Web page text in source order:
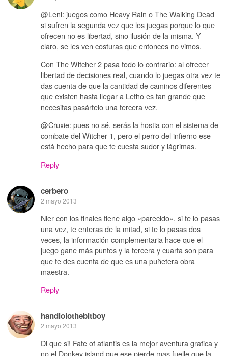
@Leni: juegos como Heavy Rain o The Walking Dead
si sufren la segunda vez que los juegas porque lo que
ofrecen no es libertad, sino ilusión de la misma. Y
claro, se les ven costuras que entonces no vimos.
Con The Witcher 2 pasa todo lo contrario: al ofrecer
libertad de decisiones real, cuando lo juegas otra vez te
das cuenta de que la cantidad de caminos diferentes
que existen hasta llegar a Letho es tan grande que
necesitas pasártelo una tercera vez.
@Cruxie: pues no sé, serás la hostia con el sistema de
combate del Witcher 1, pero el perro del infierno ese
está hecho para que te cuesta sudor y lágrimas.
Reply
cerbero
2 mayo 2013
Nier con los finales tiene algo «parecido», si te lo pasas
una vez, te enteras de la mitad, si te lo pasas dos
veces, la información complementaria hace que el
juego gane más puntos y la tercera y cuarta son para
que te des cuenta de que es una puñetera obra
maestra.
Reply
handlolothebitboy
2 mayo 2013
Di que si! Fate of atlantis es la mejor aventura grafica y
no el Donkey island que ese pierde mas fuelle que la